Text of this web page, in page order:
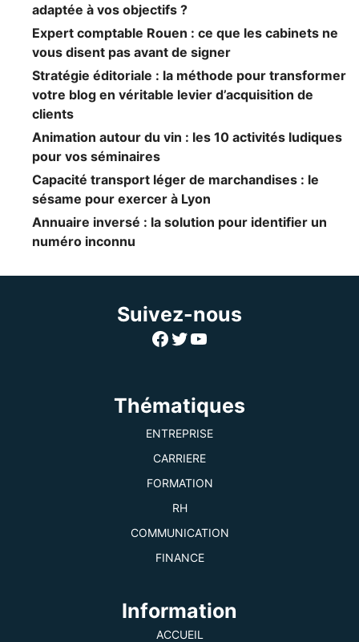
adaptée à vos objectifs ?
Expert comptable Rouen : ce que les cabinets ne
vous disent pas avant de signer
Stratégie éditoriale : la méthode pour transformer
votre blog en véritable levier d’acquisition de
clients
Animation autour du vin : les 10 activités ludiques
pour vos séminaires
Capacité transport léger de marchandises : le
sésame pour exercer à Lyon
Annuaire inversé : la solution pour identifier un
numéro inconnu
Suivez-nous
Facebook
Twitter
YouTube
Thématiques
ENTREPRISE
CARRIERE
FORMATION
RH
COMMUNICATION
FINANCE
Information
ACCUEIL